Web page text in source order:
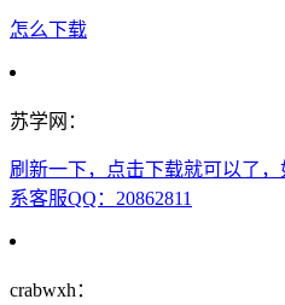
怎么下载
苏学网：
刷新一下，点击下载就可以了
系客服QQ：20862811
crabwxh：